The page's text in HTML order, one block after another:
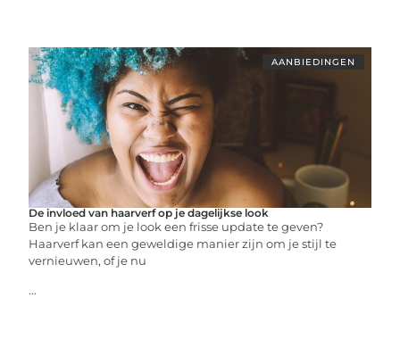
AANBIEDINGEN
De invloed van haarverf op je dagelijkse look
Ben je klaar om je look een frisse update te geven?
Haarverf kan een geweldige manier zijn om je stijl te
vernieuwen, of je nu
...